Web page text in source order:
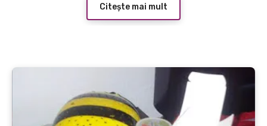
Citește mai mult